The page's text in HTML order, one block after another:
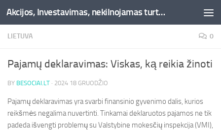
Skip to content Akcijos, Investavimas, nekilnojamas turtas, kriptovaliutos - Besociai.lt
LIETUVA 0
Pajamų deklaravimas: Viskas, ką reikia žinoti
BY BESOCIAI.LT · 2024 18 GRUODŽIO
Pajamų deklaravimas yra svarbi finansinio gyvenimo dalis, kurios
reikšmės negalima nuvertinti. Tinkamai deklaruotos pajamos ne tik
padeda išvengti problemų su Valstybine mokesčių inspekcija (VMI),